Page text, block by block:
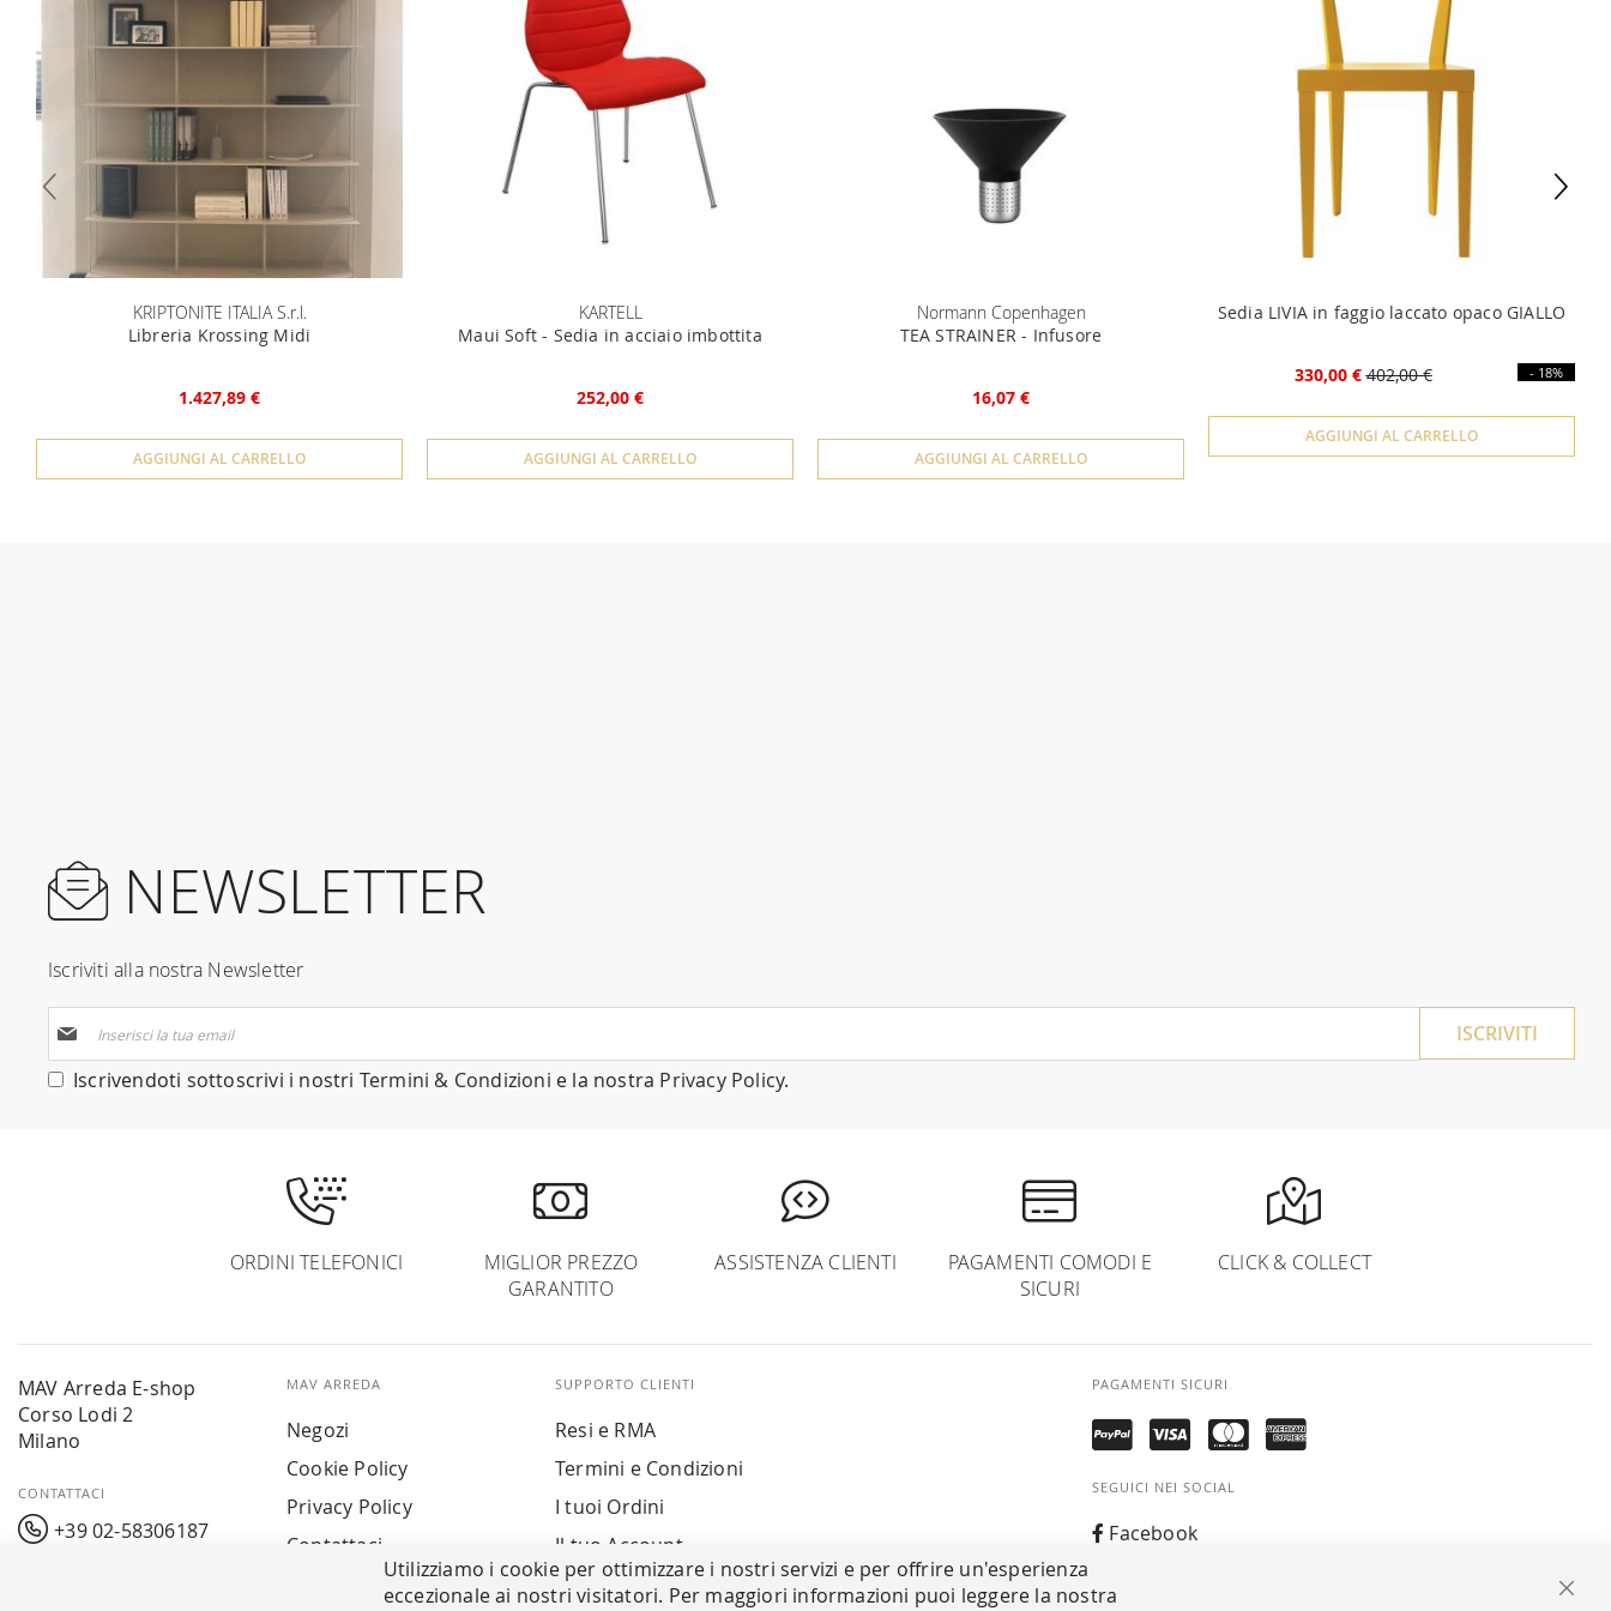
KRIPTONITE ITALIA S.r.l.
Libreria Krossing Midi
1.427,89 €
AGGIUNGI AL CARRELLO
KARTELL
Maui Soft - Sedia in acciaio imbottita
252,00 €
AGGIUNGI AL CARRELLO
Normann Copenhagen
TEA STRAINER - Infusore
16,07 €
AGGIUNGI AL CARRELLO
Sedia LIVIA in faggio laccato opaco GIALLO
330,00 € 402,00 € - 18%
AGGIUNGI AL CARRELLO
NEWSLETTER
Iscriviti alla nostra Newsletter
alla
nostra
Iscrivendoti sottoscrivi i nostri Termini & Condizioni e la nostra Privacy Policy.
ISCRIVITI
ORDINI TELEFONICI
MIGLIOR PREZZO
GARANTITO
ASSISTENZA CLIENTI
PAGAMENTI COMODI E
SICURI
CLICK & COLLECT
MAV Arreda E-shop
Corso Lodi 2
Milano
CONTATTACI
+39 02-58306187
MAV ARREDA
Negozi
Cookie Policy
Privacy Policy
Contattaci
SUPPORTO CLIENTI
Resi e RMA
Termini e Condizioni
I tuoi Ordini
Il tuo Account
PAGAMENTI SICURI
SEGUICI NEI SOCIAL
Facebook
Utilizziamo i cookie per ottimizzare i nostri servizi e per offrire un'esperienza
eccezionale ai nostri visitatori. Per maggiori informazioni puoi leggere la nostra